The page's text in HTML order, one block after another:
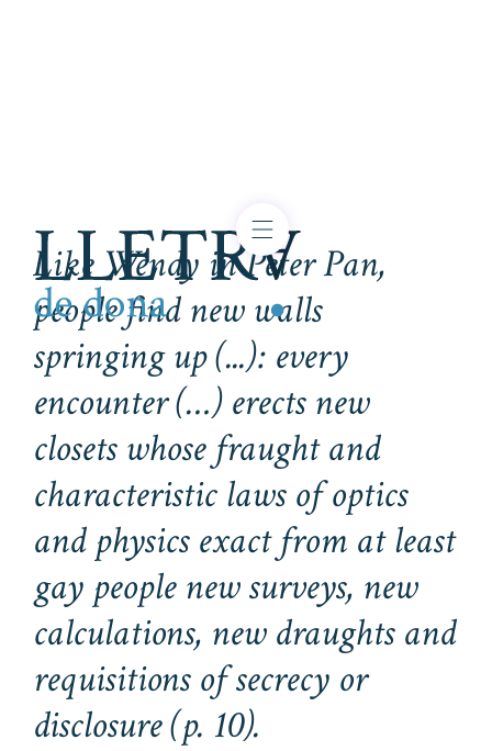
Like Wendy inPeter Pan,
people find new walls
springing up (...): every
encounter (…) erects new
closets whose fraught and
characteristic laws of optics
and physics exact from at least
gay people new surveys, new
calculations, new draughts and
requisitions of secrecy or
disclosure(p. 10).